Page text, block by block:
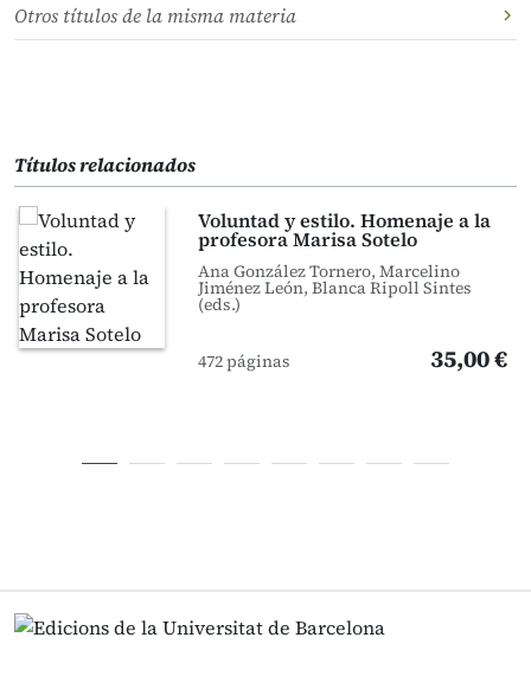
Otros títulos de la misma materia
Títulos relacionados
Voluntad y estilo. Homenaje a la
profesora Marisa Sotelo
Ana González Tornero, Marcelino
Jiménez León, Blanca Ripoll Sintes
(eds.)
472 páginas 35,00 €